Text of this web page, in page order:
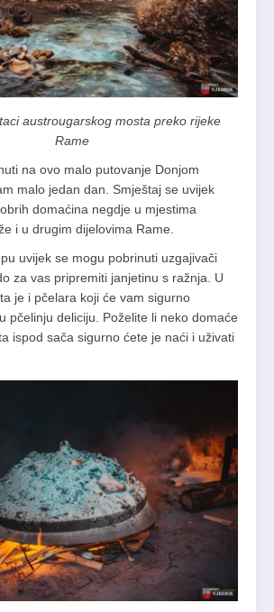
austrougarskog mosta preko rijeke
Rame
na ovo malo putovanje Donjom
malo jedan dan. Smještaj se uvijek
domaćina negdje u mjestima
i u drugim dijelovima Rame.
uvijek se mogu pobrinuti uzgajivači
za vas pripremiti janjetinu s ražnja. U
je i pčelara koji će vam sigurno
pčelinju deliciju. Poželite li neko domaće
ispod sača sigurno ćete je naći i uživati